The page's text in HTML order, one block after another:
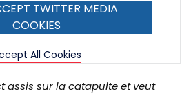
TWITTER MEDIA
COOKIES
All Cookies
assis sur la catapulte et veut